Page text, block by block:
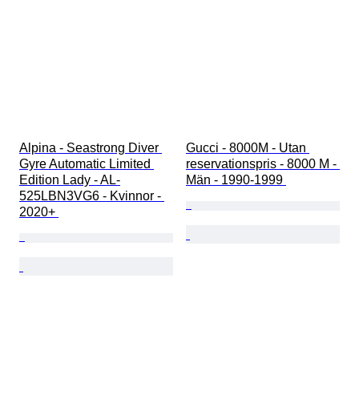
Alpina - Seastrong Diver
Gyre Automatic Limited
Edition Lady - AL-
525LBN3VG6 - Kvinnor -
2020+
Gucci - 8000M - Utan
reservationspris - 8000 M -
Män - 1990-1999